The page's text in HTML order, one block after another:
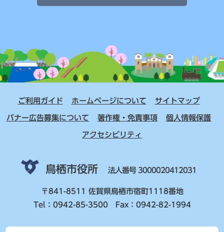
ご利用ガイド ホームページについて サイトマップ
バナー広告募集について 著作権・免責事項 個人情報保護
アクセシビリティ
鳥栖市役所 法人番号 3000020412031
〒841-8511 佐賀県鳥栖市宿町1118番地
Tel：0942-85-3500 Fax：0942-82-1994